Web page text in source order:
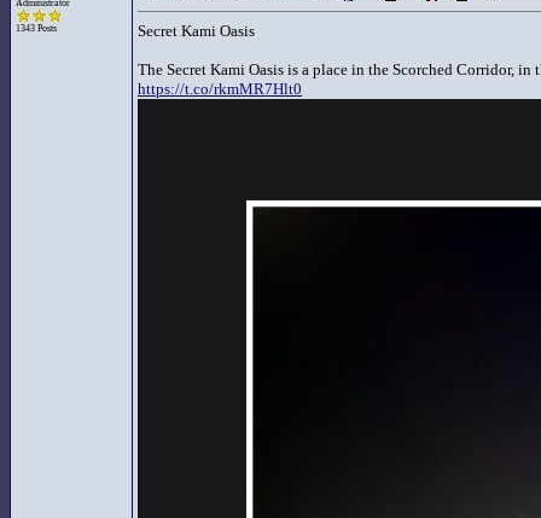
Administrator
1343 Posts Secret Kami Oasis
The Secret Kami Oasis is a place in the Scorched Corridor, in
https://t.co/rkmMR7Hlt0